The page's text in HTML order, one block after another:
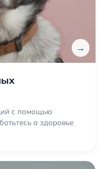
→
с помощью
о здоровье